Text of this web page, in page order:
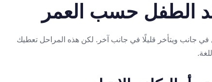
الطفل حسب العمر
في جانب ويتأخر قليلًا في جانب آخر. لكن هذه المراحل تعطيك